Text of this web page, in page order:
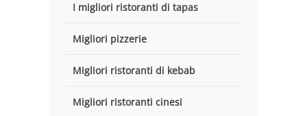
I migliori ristoranti di tapas
Migliori pizzerie
Migliori ristoranti di kebab
Migliori ristoranti cinesi